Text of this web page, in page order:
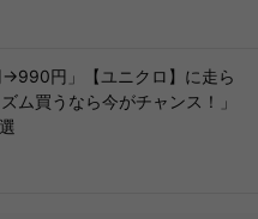
円」【ユニクロ】に走ら
ム買うなら今がチャンス！」